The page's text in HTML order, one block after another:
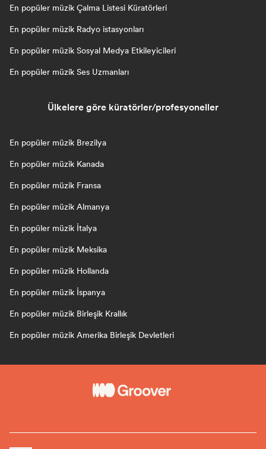
En popüler müzik Çalma Listesi Küratörleri
En popüler müzik Radyo istasyonları
En popüler müzik Sosyal Medya Etkileyicileri
En popüler müzik Ses Uzmanları
Ülkelere göre küratörler/profesyoneller
En popüler müzik Brezilya
En popüler müzik Kanada
En popüler müzik Fransa
En popüler müzik Almanya
En popüler müzik İtalya
En popüler müzik Meksika
En popüler müzik Hollanda
En popüler müzik İspanya
En popüler müzik Birleşik Krallık
En popüler müzik Amerika Birleşik Devletleri